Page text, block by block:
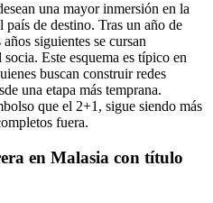
una mayor inmersión en la
de destino. Tras un año de
siguientes se cursan
Este esquema es típico en
buscan construir redes
una etapa más temprana.
que el 2+1, sigue siendo más
fuera.
en Malasia con título